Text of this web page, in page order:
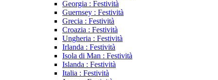
Georgia : Festività
Guernsey : Festività
Grecia : Festività
Croazia : Festività
Ungheria : Festività
Irlanda : Festività
Isola di Man : Festività
Islanda : Festività
Italia : Festività